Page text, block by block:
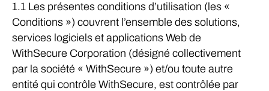
1.1 Les présentes conditions d’utilisation (les «
Conditions ») couvrent l’ensemble des solutions,
services logiciels et applications Web de
WithSecure Corporation (désigné collectivement
par la société « WithSecure ») et/ou toute autre
entité qui contrôle WithSecure, est contrôlée par